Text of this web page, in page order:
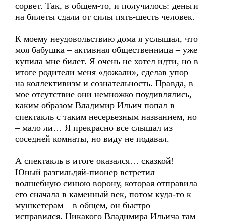
сорвет. Так, в общем-то, и получилось: деньги
на билеты сдали от силы пять-шесть человек.
К моему неудовольствию дома я услышал, что
моя бабушка – активная общественница – уже
купила мне билет. Я очень не хотел идти, но в
итоге родители меня «дожали», сделав упор
на коллективизм и сознательность. Правда, в
мое отсутствие они немножко поудивлялись,
каким образом Владимир Ильич попал в
спектакль с таким несерьезным названием, но
– мало ли… Я прекрасно все слышал из
соседней комнаты, но виду не подавал.
А спектакль в итоге оказался… сказкой!
Юный разгильдяй-пионер встретил
волшебную синюю ворону, которая отправила
его сначала в каменный век, потом куда-то к
мушкетерам – в общем, он быстро
исправился. Никакого Владимира Ильича там